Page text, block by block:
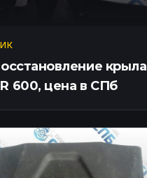
крыла
600, цена в СПб